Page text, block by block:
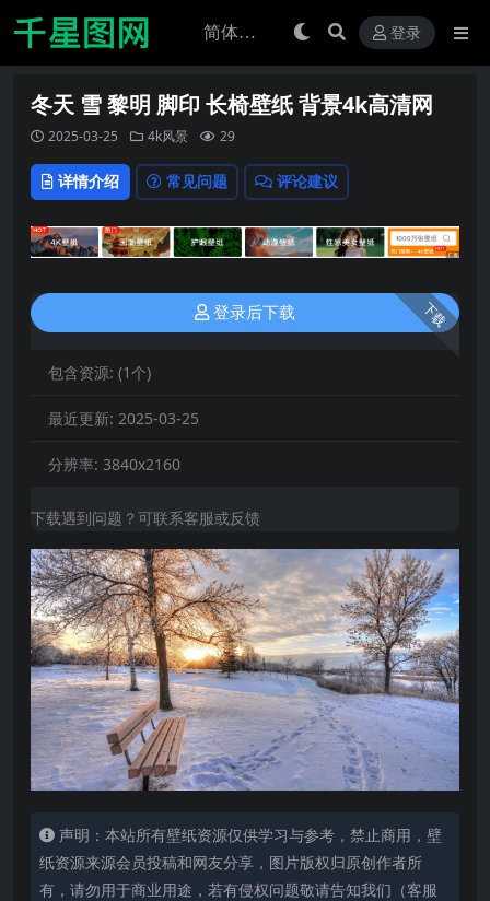
登录
冬天 雪 黎明 脚印 长椅壁纸 背景4k高清网
2025-03-25 4k风景 29
详情介绍 常见问题 评论建议
下载
登录后下载
包含资源: (1个)
最近更新: 2025-03-25
分辨率: 3840x2160
下载遇到问题？可联系客服或反馈
声明：本站所有壁纸资源仅供学习与参考，禁止商用，壁
纸资源来源会员投稿和网友分享，图片版权归原创作者所
有，请勿用于商业用途，若有侵权问题敬请告知我们（客服